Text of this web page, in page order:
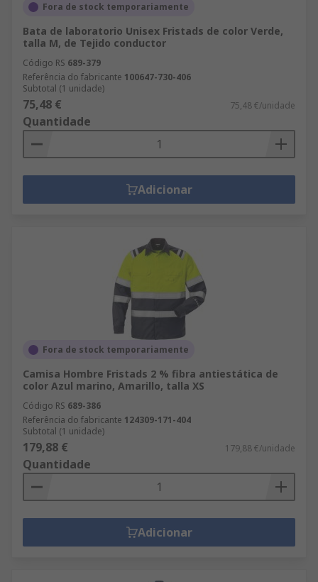
Fora de stock temporariamente
Bata de laboratorio Unisex Fristads de color Verde,
talla M, de Tejido conductor
Código RS 689-379
Referência do fabricante 100647-730-406
Subtotal (1 unidade)
75,48 € 75,48 €/unidade
Quantidade
Adicionar
Fora de stock temporariamente
Camisa Hombre Fristads 2 % fibra antiestática de
color Azul marino, Amarillo, talla XS
Código RS 689-386
Referência do fabricante 124309-171-404
Subtotal (1 unidade)
179,88 € 179,88 €/unidade
Quantidade
Adicionar